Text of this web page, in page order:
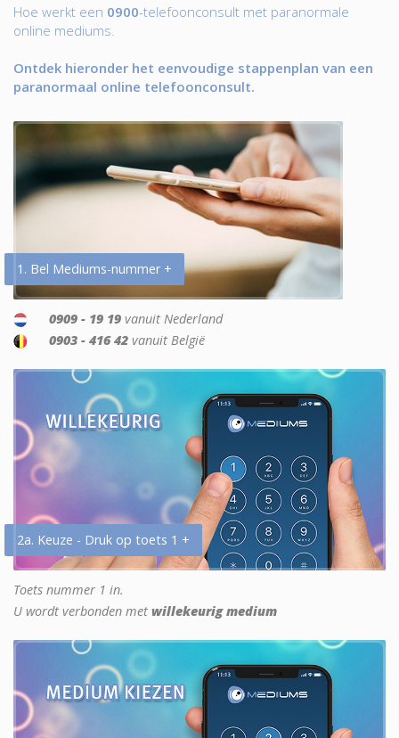
Hoe werkt een 0900-telefoonconsult met paranormale
online mediums.
Ontdek hieronder het eenvoudige stappenplan van een
paranormaal online telefoonconsult.
1. Bel Mediums-nummer +
0909 - 19 19 vanuit Nederland
0903 - 416 42 vanuit België
2a. Keuze - Druk op toets 1 +
Toets nummer 1 in.
U wordt verbonden met willekeurig medium